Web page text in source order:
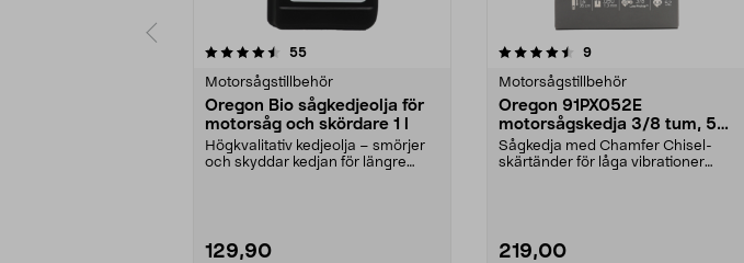
55recensioner
Motorsågstillbehör
Oregon Bio sågkedjeolja för
motorsåg och skördare 1 l
Högkvalitativ kedjeolja – smörjer
och skyddar kedjan för längre
129,90
4.5 av 5 stjärnor 9recensioner
Motorsågstillbehör
Oregon 91PX052E
motorsågskedja 3/8 tum, 52
drivlänkar
Sågkedja med Chamfer Chisel-
skärtänder för låga vibrationer
219,00
0.0 av 5 stjärnor